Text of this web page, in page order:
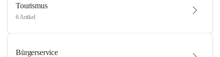
Tourismus
6 Artikel
Bürgerservice